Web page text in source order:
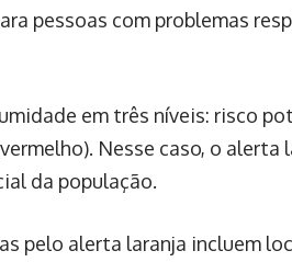
pessoas com problemas
em três níveis: risco
Nesse caso, o alerta
da população.
pelo alerta laranja incluem